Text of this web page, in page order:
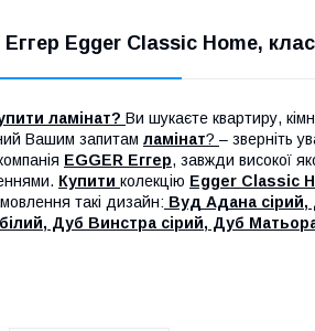
Еггер Egger Classic Home,
ламінат? Ви шукаєте квартиру,
Вашим запитам ламінат? – зверніть
EGGER Еггер, завжди високої
Купити колекцію Egger Classic
такі дизайн: Вуд Адана сірий,
Дуб Винстра сірий, Дуб